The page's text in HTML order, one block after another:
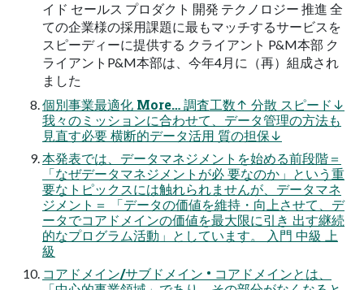
イド セールス プロダクト 開発 テクノロジー 推進 全
ての企業様の採用課題に最もマッチするサービスを
スピーディーに提供する クライアント P&M本部 ク
ライアントP&M本部は、今年4月に（再）組成され
ました
個別事業最適化 More… 調査工数↑ 分散 スピード↓
我々のミッションに合わせて、データ管理の方法も
見直す必要 横断的データ活用 質の担保↓
本発表では、データマネジメントを始める前段階＝
「なぜデータマネジメントが必 要なのか」という重
要なトピックスには触れられませんが、データマネ
ジメント＝ 「データの価値を維持・向上させて、デ
ータでコアドメインの価値を最大限に引き 出す継続
的なプログラム活動」としています。 入門 中級 上
級
コアドメイン/サブドメイン • コアドメインとは、